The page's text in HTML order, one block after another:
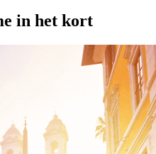
in het kort